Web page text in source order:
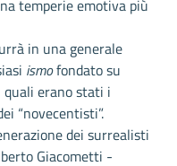
temperie emotiva più
in una generale
ismofondato su
erano stati i
“novecentisti”.
dei surrealisti
Giacometti -